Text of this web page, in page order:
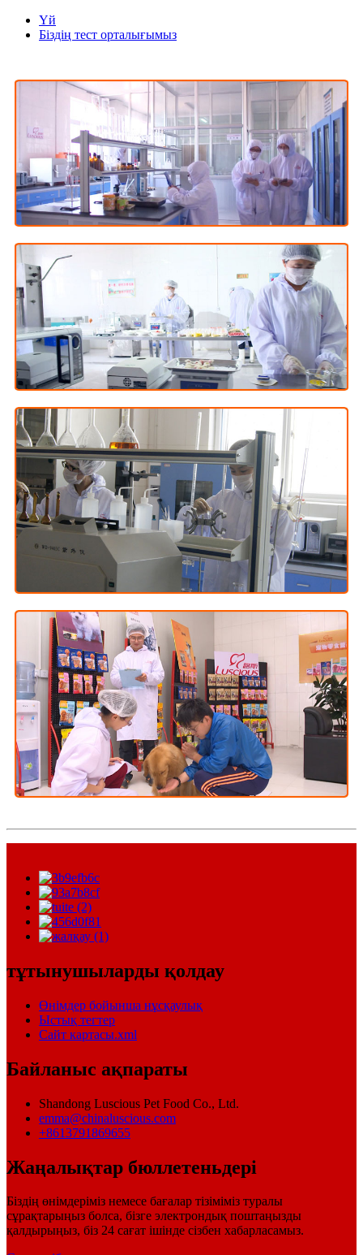
Үй
Біздің тест орталығымыз
тұтынушыларды қолдау
Өнімдер бойынша нұсқаулық
Ыстық тегтер
Сайт картасы.xml
Байланыс ақпараты
Shandong Luscious Pet Food Co., Ltd.
emma@chinaluscious.com
+8613791869655
Жаңалықтар бюллетеньдері
Біздің өнімдеріміз немесе бағалар тізіміміз туралы
сұрақтарыңыз болса, бізге электрондық поштаңызды
қалдырыңыз, біз 24 сағат ішінде сізбен хабарласамыз.